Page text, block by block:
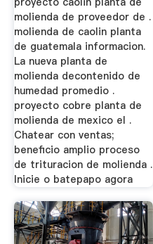
molienda de proveedor de .
molienda de caolin planta
de guatemala informacion.
La nueva planta de
molienda decontenido de
humedad promedio .
proyecto cobre planta de
molienda de mexico el .
Chatear con ventas;
beneficio amplio proceso
de trituracion de molienda .
Inicie o batepapo agora